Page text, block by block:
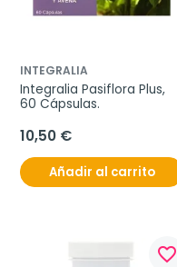
INTEGRALIA
Integralia Pasiflora Plus,
60 Cápsulas.
10,50 €
Añadir al carrito
favorite_border